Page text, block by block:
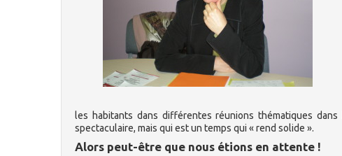
les habitants dans différentes réunions thématiques dans
spectaculaire, mais qui est un temps qui « rend solide ».
Alors peut-être que nous étions en attente !